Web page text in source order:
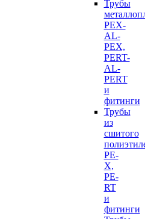
Трубы
PEX-
AL-
PEX,
PERT-
AL-
PERT
и
фитинги
Трубы
из
сшитого
PE-
X,
PE-
RT
и
фитинги